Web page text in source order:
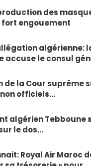
des
fort engouement
algérienne:
accuse le consul
de la Cour suprême
officiels…
algérien Tebboune
le dos…
Royal Air Maroc